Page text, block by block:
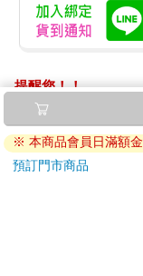
提醒您！！
金石堂及銀行均不
ATM提款機，請不
退換貨須知：
※ 本商品會員日滿額
預訂門市商品